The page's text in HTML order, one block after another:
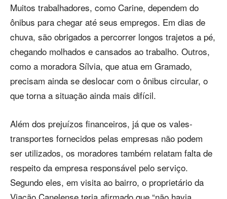
Muitos trabalhadores, como Carine, dependem do
ônibus para chegar até seus empregos. Em dias de
chuva, são obrigados a percorrer longos trajetos a pé,
chegando molhados e cansados ao trabalho. Outros,
como a moradora Sílvia, que atua em Gramado,
precisam ainda se deslocar com o ônibus circular, o
que torna a situação ainda mais difícil.
Além dos prejuízos financeiros, já que os vales-
transportes fornecidos pelas empresas não podem
ser utilizados, os moradores também relatam falta de
respeito da empresa responsável pelo serviço.
Segundo eles, em visita ao bairro, o proprietário da